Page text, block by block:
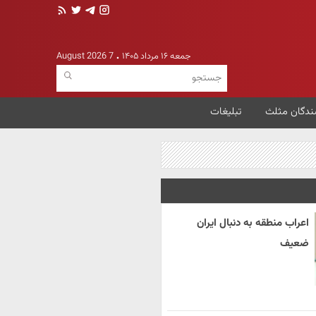
جمعه ۱۶ مرداد ۱۴۰۵ 7 August 2026
مثلث تبلیغات
اعراب منطقه به دنبال ایران
ضعیف